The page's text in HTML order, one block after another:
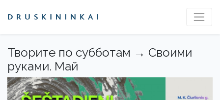
Творите по субботам → Своими
руками. Май